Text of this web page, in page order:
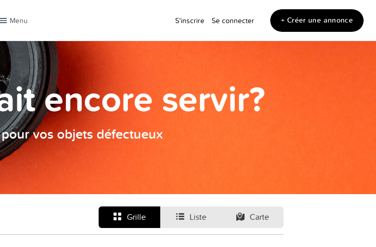
Menu S'inscrire Se connecter + Créer une annonce
encore servir?
vos objets défectueux
Grille Liste Carte